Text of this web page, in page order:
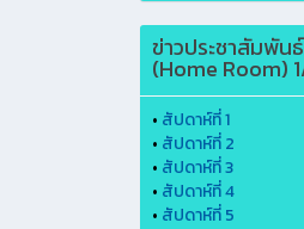
ข่าวประชาสัมพัน
(Home Room)
• สัปดาห์ที่ 1
• สัปดาห์ที่ 2
• สัปดาห์ที่ 3
• สัปดาห์ที่ 4
• สัปดาห์ที่ 5